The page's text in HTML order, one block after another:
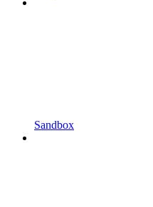
Sandbox